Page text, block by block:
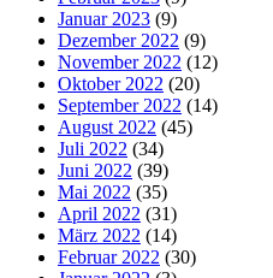
Januar 2023 (9)
Dezember 2022 (9)
November 2022 (12)
Oktober 2022 (20)
September 2022 (14)
August 2022 (45)
Juli 2022 (34)
Juni 2022 (39)
Mai 2022 (35)
April 2022 (31)
März 2022 (14)
Februar 2022 (30)